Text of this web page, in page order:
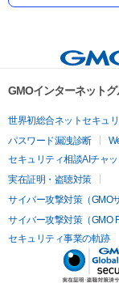
GMOインターネット
世界初総合ネットセキュ
パスワード漏洩診断
セキュリティ相談AIチャッ
実在証明・盗聴対策
サイバー攻撃対策（GMO
サイバー攻撃対策（GMO
セキュリティ事業の軌跡